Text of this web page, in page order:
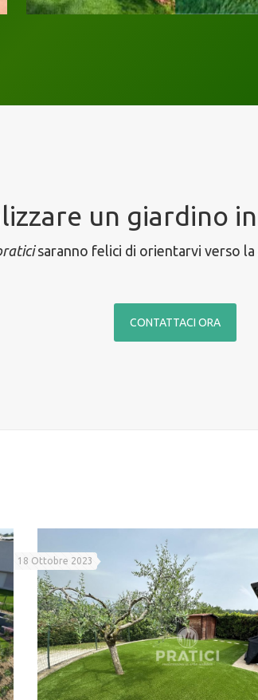
un giardino in
saranno felici di orientarvi verso la
CONTATTACI ORA
18 Ottobre 2023